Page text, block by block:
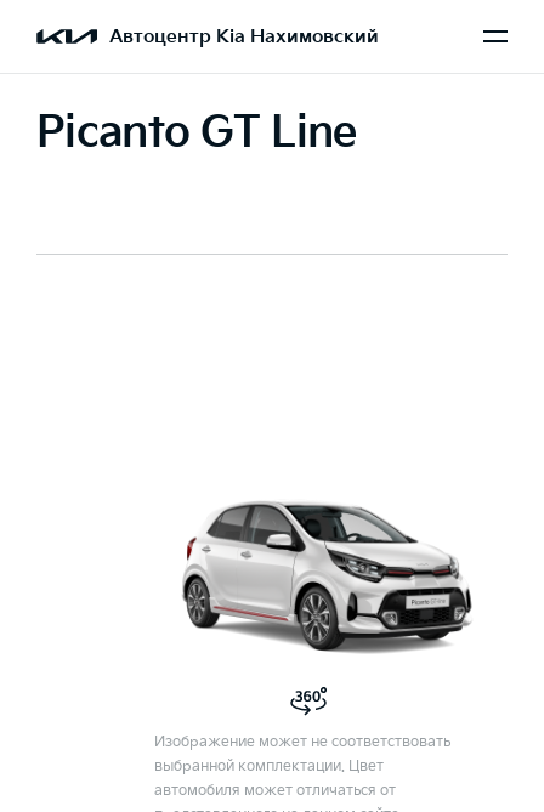
Автоцентр Kia Нахимовский
Picanto GT Line
Изображение может не соответствовать
выбранной комплектации. Цвет
автомобиля может отличаться от